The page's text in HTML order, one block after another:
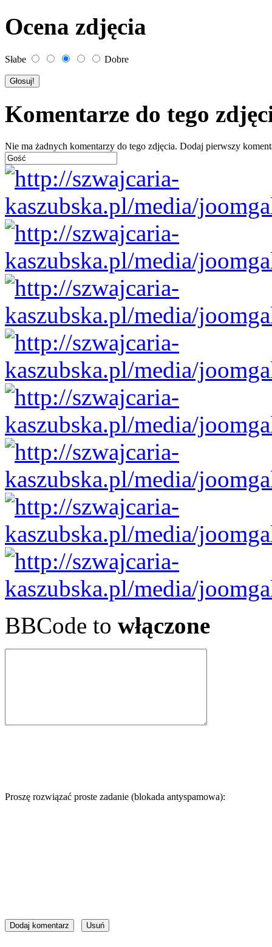
Ocena zdjęcia
Słabe Dobre
Komentarze do tego
Nie ma żadnych komentarzy do tego zdjęcia. Dodaj pierwszy
BBCode to włączone
Proszę rozwiązać proste zadanie (blokada antyspamowa):